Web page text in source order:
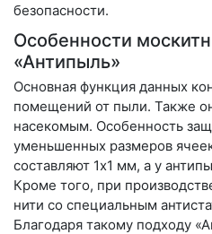
безопасности.
Особенности
«Антипыль»
Основная функция данных
помещений от пыли. Также
насекомым. Особенность
уменьшенных размеров
составляют 1х1 мм, а у
Кроме того, при
нити со специальным
Благодаря такому подходу